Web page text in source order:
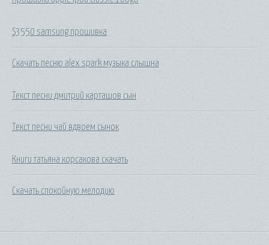
S3550 samsung прошивка
Скачать песню alex spark музыка слышна
Текст песни дмитрий карташов сын
Текст песни чай вдвоем сынок
Книги татьяна корсакова скачать
Скачать спокойную мелодию